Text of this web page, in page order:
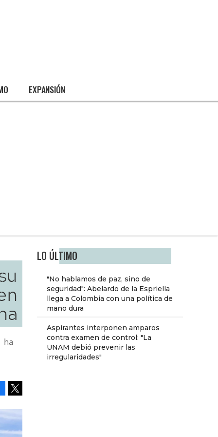
EXPANSIÓN
LO ÚLTIMO
"No hablamos de paz, sino de
seguridad": Abelardo de la Espriella
llega a Colombia con una política de
mano dura
Aspirantes interponen amparos
contra examen de control: "La
UNAM debió prevenir las
irregularidades"
ha